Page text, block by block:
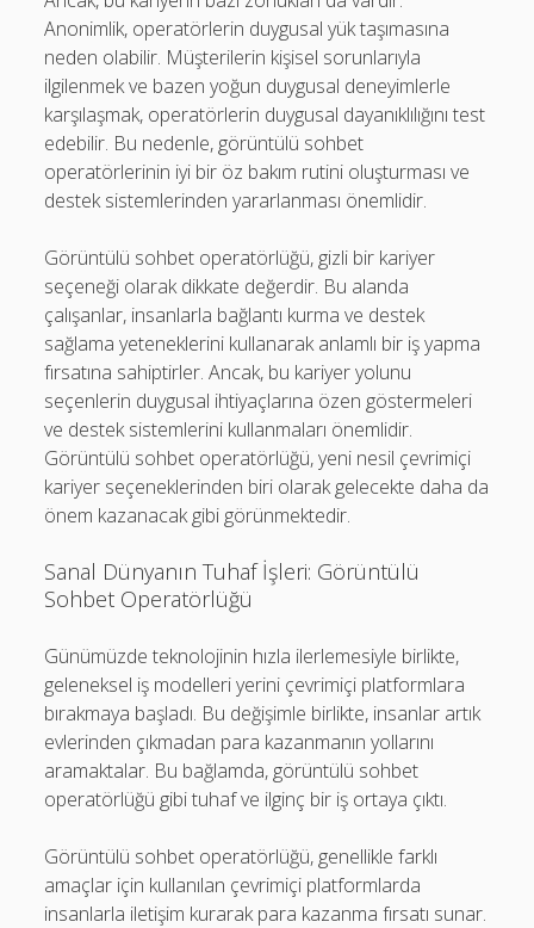
Anonimlik, operatörlerin duygusal yük taşımasına
neden olabilir. Müşterilerin kişisel sorunlarıyla
ilgilenmek ve bazen yoğun duygusal deneyimlerle
karşılaşmak, operatörlerin duygusal dayanıklılığını test
edebilir. Bu nedenle, görüntülü sohbet
operatörlerinin iyi bir öz bakım rutini oluşturması ve
destek sistemlerinden yararlanması önemlidir.
Görüntülü sohbet operatörlüğü, gizli bir kariyer
seçeneği olarak dikkate değerdir. Bu alanda
çalışanlar, insanlarla bağlantı kurma ve destek
sağlama yeteneklerini kullanarak anlamlı bir iş yapma
fırsatına sahiptirler. Ancak, bu kariyer yolunu
seçenlerin duygusal ihtiyaçlarına özen göstermeleri
ve destek sistemlerini kullanmaları önemlidir.
Görüntülü sohbet operatörlüğü, yeni nesil çevrimiçi
kariyer seçeneklerinden biri olarak gelecekte daha da
önem kazanacak gibi görünmektedir.
Sanal Dünyanın Tuhaf İşleri: Görüntülü
Sohbet Operatörlüğü
Günümüzde teknolojinin hızla ilerlemesiyle birlikte,
geleneksel iş modelleri yerini çevrimiçi platformlara
bırakmaya başladı. Bu değişimle birlikte, insanlar artık
evlerinden çıkmadan para kazanmanın yollarını
aramaktalar. Bu bağlamda, görüntülü sohbet
operatörlüğü gibi tuhaf ve ilginç bir iş ortaya çıktı.
Görüntülü sohbet operatörlüğü, genellikle farklı
amaçlar için kullanılan çevrimiçi platformlarda
insanlarla iletişim kurarak para kazanma fırsatı sunar.